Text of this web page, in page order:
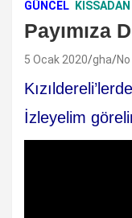
GÜNCEL
Payımıza
5 Ocak 2020 gha
İzleyelim